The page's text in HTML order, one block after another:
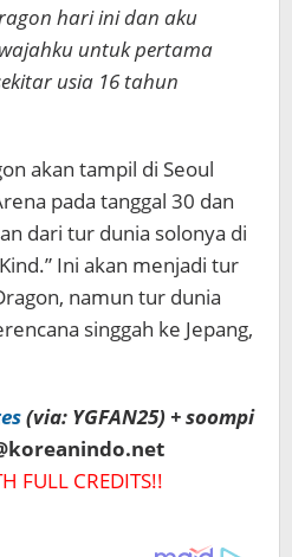
hari ini dan aku
untuk pertama
usia 16 tahun
akan tampil di Seoul
pada tanggal 30 dan
dari tur dunia solonya di
Ini akan menjadi tur
namun tur dunia
singgah ke Jepang,
(via: YGFAN25) + soompi
FULL CREDITS!!